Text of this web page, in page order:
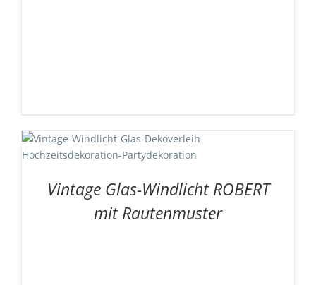
Vintage Glas-Windlicht ROBERT
mit Rautenmuster